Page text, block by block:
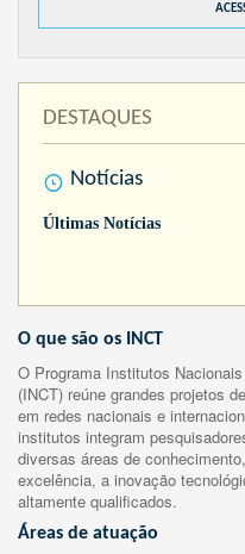
DESTAQUES
Notícias
Últimas Notícias
O que são os INCT
O Programa Institutos
(INCT) reúne grandes projetos
em redes nacionais e
institutos integram
diversas áreas de
excelência, a inovação
altamente qualificados.
Áreas de atuação